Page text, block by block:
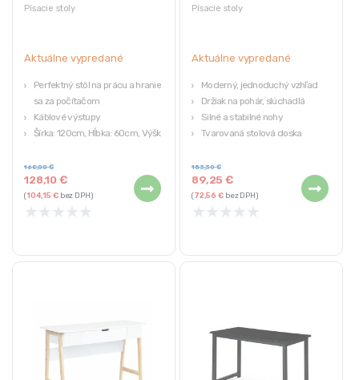
Písacie stoly
Aktuálne vypredané
Perfektný stôl na prácu a hranie
sa za počítačom
Káblové výstupy
Šírka: 120cm, Hĺbka: 60cm, Výška:
Rukoväte: 1x držiak na pohár, 1x
držiak na slúchadlá, 2x koše
Farba čierna – červená
128,10€
168,00€
(104,15 €bez DPH)
★ ★ ★ ★ ★
Písacie stoly
Aktuálne vypredané
Moderný, jednoduchý vzhľad
Držiak na pohár, slúchadlá
Silné a stabilné nohy
Tvarovaná stolová doska
89,25€
153,30€
(72,56€bez DPH)
★ ★ ★ ★ ★